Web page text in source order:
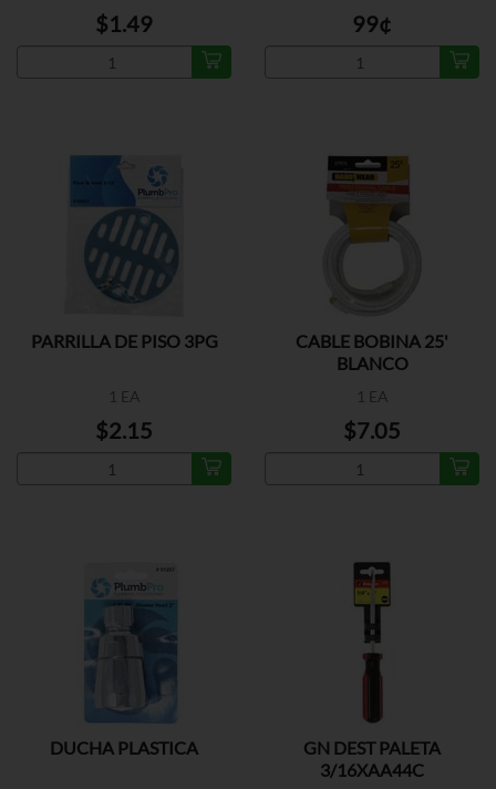
$1.49 99¢
PARRILLA DE PISO 3PG
1 EA
$2.15
CABLE BOBINA 25'
BLANCO
1 EA
$7.05
DUCHA PLASTICA
GN DEST PALETA
3/16XAA44C